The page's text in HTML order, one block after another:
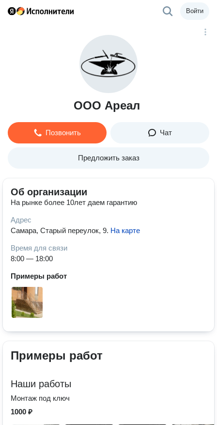
Войти
ООО Ареал
Позвонить Чат
Предложить заказ
Об организации
На рынке более 10лет даем гарантию
Адрес
Самара, Старый переулок, 9. На карте
Время для связи
8:00 — 18:00
Примеры работ
Примеры работ
Наши работы
Монтаж под ключ
1000 ₽